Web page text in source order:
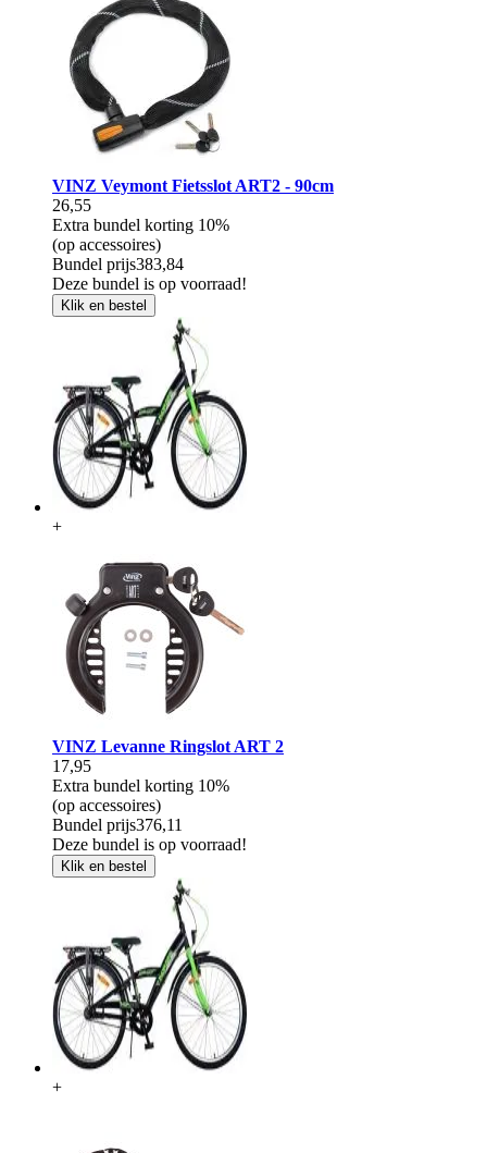
VINZ Veymont Fietsslot ART2 - 90cm
26,55
Extra bundel korting 10%
(op accessoires)
Bundel prijs383,84
Deze bundel is op voorraad!
Klik en bestel
+
VINZ Levanne Ringslot ART 2
17,95
Extra bundel korting 10%
(op accessoires)
Bundel prijs376,11
Deze bundel is op voorraad!
Klik en bestel
+